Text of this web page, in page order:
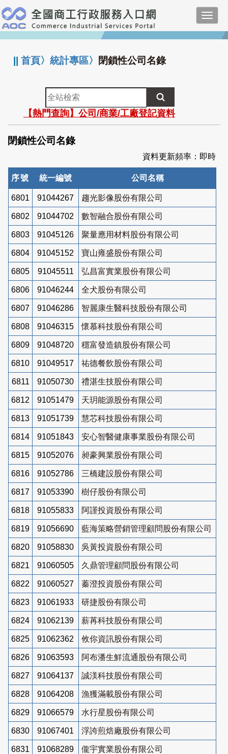
跳
到
主
要
:::
||首頁〉統計專區〉 閉鎖性公司名錄
全
站
檢
索
【熱門查詢】公司/商業/工廠登記資料
閉鎖性公司名錄
資料更新頻率：即時
序號 統一編號 公司名稱
6801 91044267 趨光影像股份有限公司
6802 91044702 數智融合股份有限公司
6803 91045126 聚量應用材料股份有限公司
6804 91045152 寶山雍盛股份有限公司
6805 91045511 弘昌富實業股份有限公司
6806 91046244 全犬股份有限公司
6807 91046286 智麗康生醫科技股份有限公司
6808 91046315 懷慕科技股份有限公司
6809 91048720 穩富發造鎮股份有限公司
6810 91049517 祐德餐飲股份有限公司
6811 91050730 禮湛生技股份有限公司
6812 91051479 天玥能源股份有限公司
6813 91051739 慧芯科技股份有限公司
6814 91051843 安心智醫健康事業股份有限公司
6815 91052076 昶豪興業股份有限公司
6816 91052786 三橋建設股份有限公司
6817 91053390 樹仔股份有限公司
6818 91055833 阿謹投資股份有限公司
6819 91056690 藍海策略營銷管理顧問股份有限公司
6820 91058830 吳黃投資股份有限公司
6821 91060505 久鼎管理顧問股份有限公司
6822 91060527 蓁澄投資股份有限公司
6823 91061933 研捷股份有限公司
6824 91062139 薪苒科技股份有限公司
6825 91062362 攸你資訊股份有限公司
6826 91063593 阿布潘生鮮流通股份有限公司
6827 91064137 誠渼科技股份有限公司
6828 91064208 漁獲滿載股份有限公司
6829 91066579 水行星股份有限公司
6830 91067401 浮誇煎焙廠股份有限公司
6831 91068289 儱宇實業股份有限公司